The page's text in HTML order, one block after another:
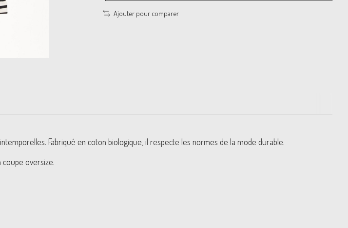
Ajouter pour comparer
intemporelles. Fabriqué en coton biologique, il respecte les normes de la mode durable.
oversize.